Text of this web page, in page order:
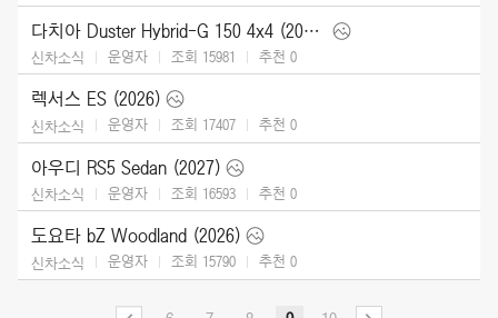
다치아 Duster Hybrid-G 150 4x4 (2026)
신차소식 운영자 조회 15981 추천 0
렉서스 ES (2026)
신차소식 운영자 조회 17407 추천 0
아우디 RS5 Sedan (2027)
신차소식 운영자 조회 16593 추천 0
도요타 bZ Woodland (2026)
신차소식 운영자 조회 15790 추천 0